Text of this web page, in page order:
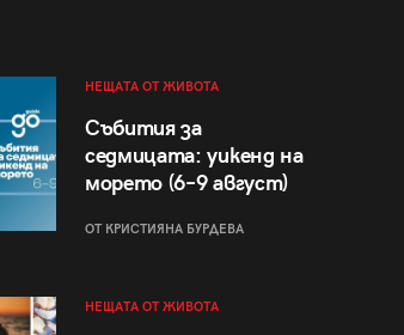
НЕЩАТА ОТ ЖИВОТА
Събития за
седмицата: уикенд на
морето (6–9 август)
ОТ КРИСТИЯНА БУРДЕВА
НЕЩАТА ОТ ЖИВОТА